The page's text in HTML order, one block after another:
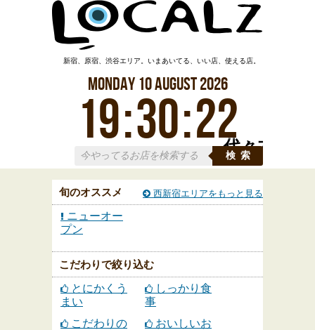
代々木
新宿、原宿、渋谷エリア。いまあいてる、いい店、使える店。
Monday 10August2026
19:30:23
検索
旬のオススメ
ニューオー
プン
こだわりで絞り込む
とにかくう
まい
しっかり食
事
こだわりの
おいしいお
西新宿エリアをもっと見る